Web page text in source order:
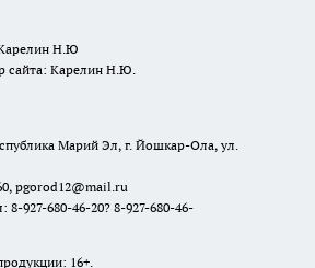
Н.Ю
сайта: Карелин Н.Ю.
Марий Эл, г. Йошкар-Ола, ул.
pgorod12@mail.ru
8-927-680-46-20? 8-927-680-46-
16+.